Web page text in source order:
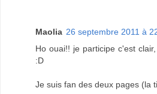
Maolia 26 septembre 2011 à
Ho ouai!! je participe c'est
:D
Je suis fan des deux pages (la